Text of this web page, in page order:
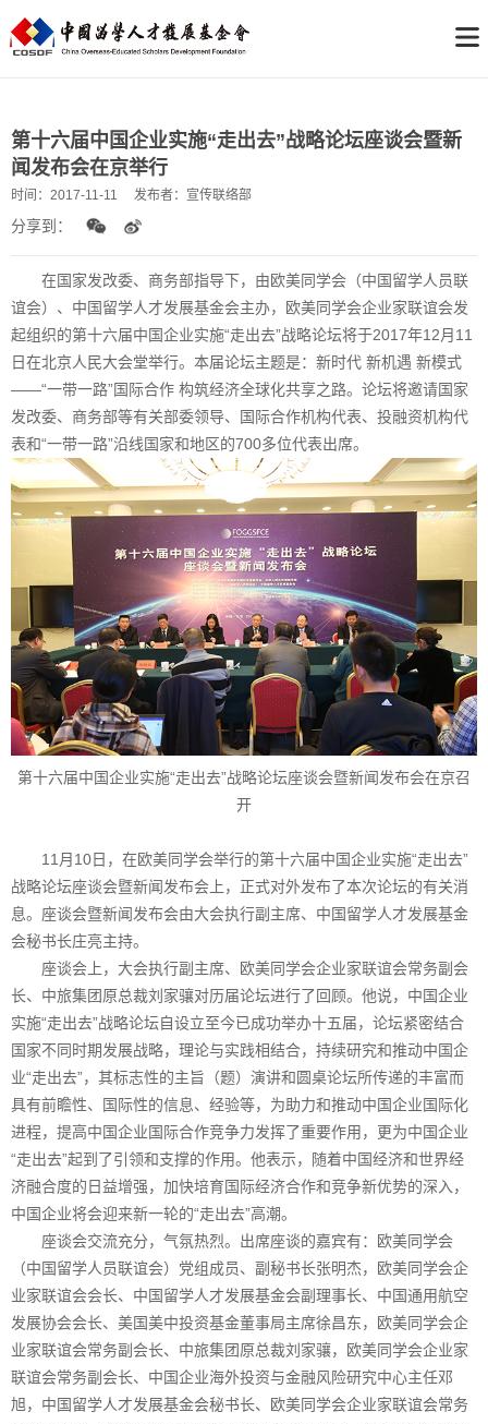
第十六届中国企业实施“走出去”战略论坛座谈会暨新
闻发布会在京举行
时间： 2017-11-11 发布者： 宣传联络部
分享到：
在国家发改委、商务部指导下，由欧美同学会（中国留学人员联
谊会）、中国留学人才发展基金会主办，欧美同学会企业家联谊会发
起组织的第十六届中国企业实施“走出去”战略论坛将于2017年12月11
日在北京人民大会堂举行。本届论坛主题是：新时代 新机遇 新模式
——“一带一路”国际合作 构筑经济全球化共享之路。论坛将邀请国家
发改委、商务部等有关部委领导、国际合作机构代表、投融资机构代
表和“一带一路”沿线国家和地区的700多位代表出席。
第十六届中国企业实施“走出去”战略论坛座谈会暨新闻发布会在京召
开
11月10日，在欧美同学会举行的第十六届中国企业实施“走出去”
战略论坛座谈会暨新闻发布会上，正式对外发布了本次论坛的有关消
息。座谈会暨新闻发布会由大会执行副主席、中国留学人才发展基金
会秘书长庄亮主持。
座谈会上，大会执行副主席、欧美同学会企业家联谊会常务副会
长、中旅集团原总裁刘家骧对历届论坛进行了回顾。他说，中国企业
实施“走出去”战略论坛自设立至今已成功举办十五届，论坛紧密结合
国家不同时期发展战略，理论与实践相结合，持续研究和推动中国企
业“走出去”，其标志性的主旨（题）演讲和圆桌论坛所传递的丰富而
具有前瞻性、国际性的信息、经验等，为助力和推动中国企业国际化
进程，提高中国企业国际合作竞争力发挥了重要作用，更为中国企业
“走出去”起到了引领和支撑的作用。他表示，随着中国经济和世界经
济融合度的日益增强，加快培育国际经济合作和竞争新优势的深入，
中国企业将会迎来新一轮的“走出去”高潮。
座谈会交流充分，气氛热烈。出席座谈的嘉宾有：欧美同学会
（中国留学人员联谊会）党组成员、副秘书长张明杰，欧美同学会企
业家联谊会会长、中国留学人才发展基金会副理事长、中国通用航空
发展协会会长、美国美中投资基金董事局主席徐昌东，欧美同学会企
业家联谊会常务副会长、中旅集团原总裁刘家骧，欧美同学会企业家
联谊会常务副会长、中国企业海外投资与金融风险研究中心主任邓
旭，中国留学人才发展基金会秘书长、欧美同学会企业家联谊会常务